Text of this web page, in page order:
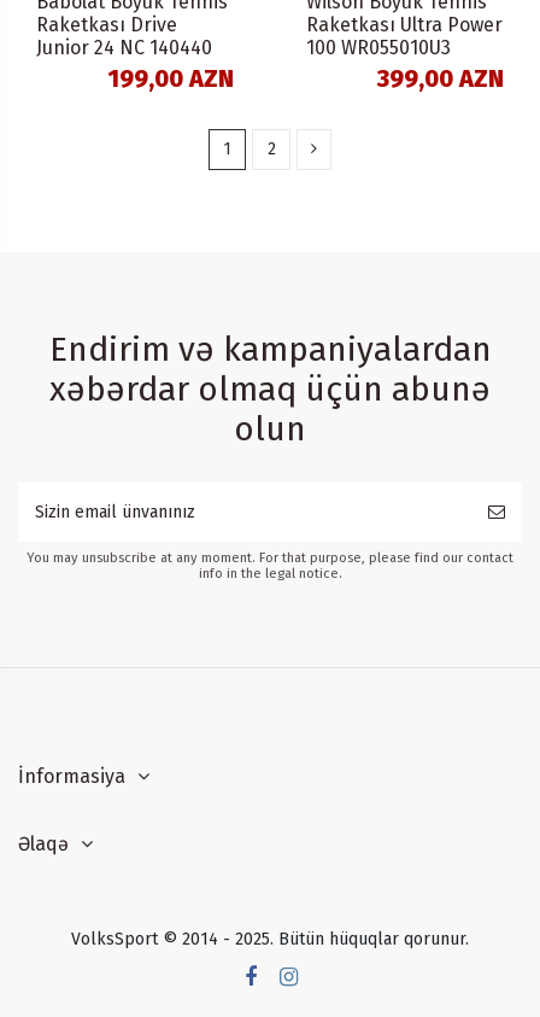
Raketkası Drive
Junior 24 NC 140440
199,00 AZN
Raketkası Ultra Power
100 WR055010U3
399,00 AZN
1 2
Endirim və kampaniyalardan
xəbərdar olmaq üçün abunə
olun
You may unsubscribe at any moment. For that purpose, please find our contact
info in the legal notice.
İnformasiya
Əlaqə
VolksSport © 2014 - 2025. Bütün hüquqlar qorunur.